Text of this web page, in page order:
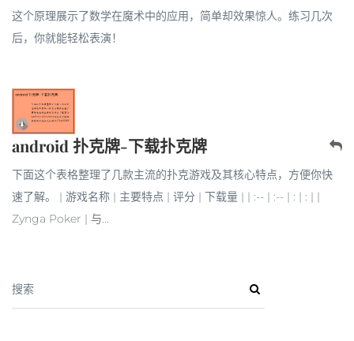
这个原理展示了数学在魔术中的应用，简单却效果惊人。练习几次
后，你就能轻松表演！
android 扑克牌-下载扑克牌
下面这个表格整理了几款主流的扑克游戏及其核心特点，方便你快
速了解。 | 游戏名称 | 主要特点 | 评分 | 下载量 | | :-- | :-- | : | : | |
Zynga Poker | 与...
搜索